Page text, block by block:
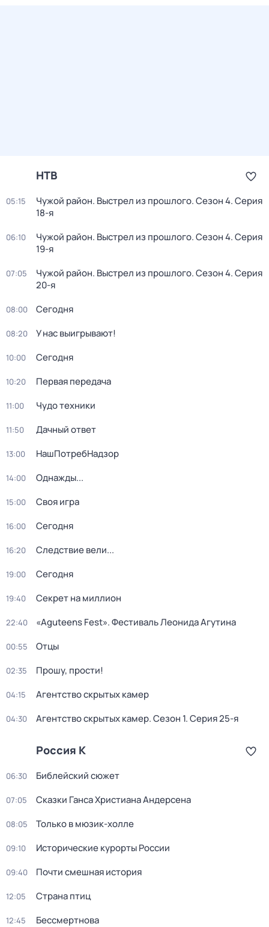
НТВ
05:15 Чужой район. Выстрел из прошлого. Сезон 4. Серия
18-я
06:10 Чужой район. Выстрел из прошлого. Сезон 4. Серия
19-я
07:05 Чужой район. Выстрел из прошлого. Сезон 4. Серия
20-я
08:00 Сегодня
08:20 У нас выигрывают!
10:00 Сегодня
10:20 Первая передача
11:00 Чудо техники
11:50 Дачный ответ
13:00 НашПотребНадзор
14:00 Однажды...
15:00 Своя игра
16:00 Сегодня
16:20 Следствие вели...
19:00 Сегодня
19:40 Секрет на миллион
22:40 «Aguteens Fest». Фестиваль Леонида Агутина
00:55 Отцы
02:35 Прошу, прости!
04:15 Агентство скрытых камер
04:30 Агентство скрытых камер. Сезон 1. Серия 25-я
Россия К
06:30 Библейский сюжет
07:05 Сказки Ганса Христиана Андерсена
08:05 Только в мюзик-холле
09:10 Исторические курорты России
09:40 Почти смешная история
12:05 Страна птиц
12:45 Бессмертнова